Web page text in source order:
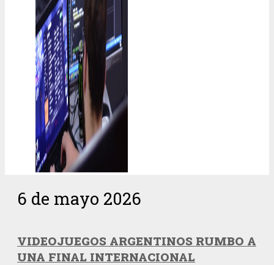
6 de mayo 2026
VIDEOJUEGOS ARGENTINOS RUMBO A
UNA FINAL INTERNACIONAL